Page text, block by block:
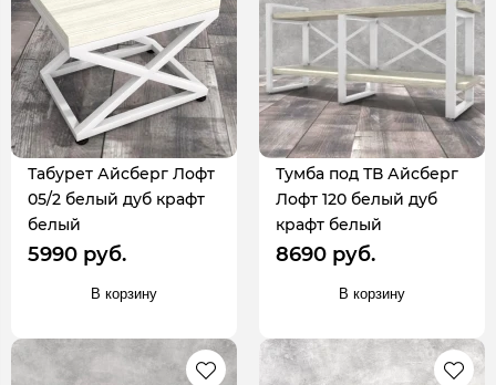
Табурет Айсберг Лофт
05/2 белый дуб крафт
белый
5990 руб.
В корзину
Тумба под ТВ Айсберг
Лофт 120 белый дуб
крафт белый
8690 руб.
В корзину